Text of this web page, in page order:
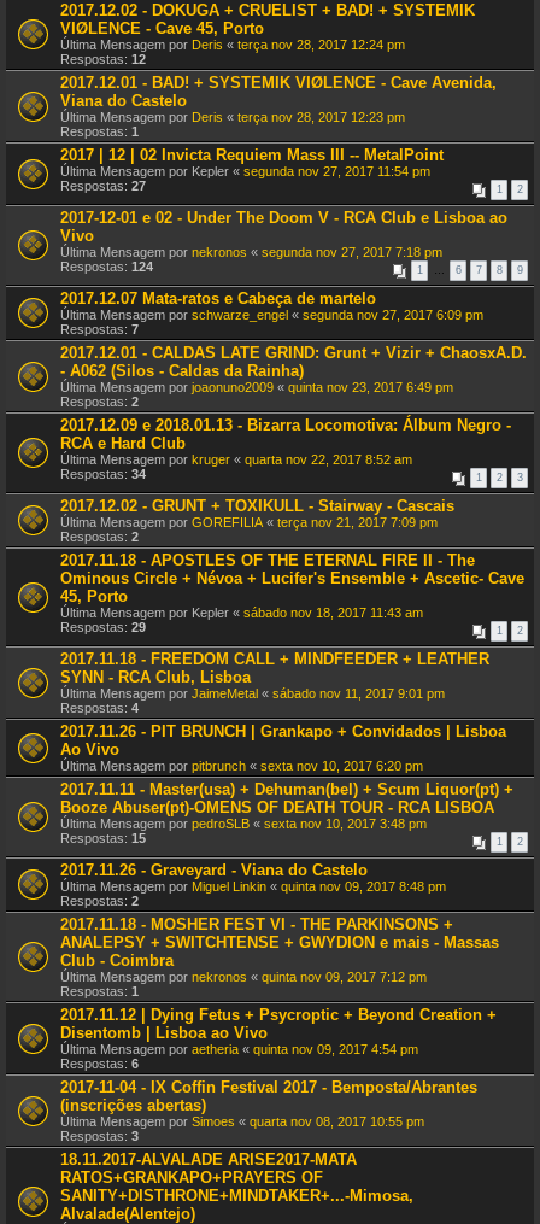
2017.12.02 - DOKUGA + CRUELIST + BAD! + SYSTEMIK
VIØLENCE - Cave 45, Porto
Última Mensagem por Deris « terça nov 28, 2017 12:24 pm
Respostas: 12
2017.12.01 - BAD! + SYSTEMIK VIØLENCE - Cave Avenida,
Viana do Castelo
Última Mensagem por Deris « terça nov 28, 2017 12:23 pm
Respostas: 1
2017 | 12 | 02 Invicta Requiem Mass III -- MetalPoint
Última Mensagem por Kepler « segunda nov 27, 2017 11:54 pm
Respostas: 27 1 2
2017-12-01 e 02 - Under The Doom V - RCA Club e Lisboa ao
Vivo
Última Mensagem por nekronos « segunda nov 27, 2017 7:18 pm
Respostas: 124 1 … 6 7 8 9
2017.12.07 Mata-ratos e Cabeça de martelo
Última Mensagem por schwarze_engel « segunda nov 27, 2017 6:09 pm
Respostas: 7
2017.12.01 - CALDAS LATE GRIND: Grunt + Vizir + ChaosxA.D.
- A062 (Silos - Caldas da Rainha)
Última Mensagem por joaonuno2009 « quinta nov 23, 2017 6:49 pm
Respostas: 2
2017.12.09 e 2018.01.13 - Bizarra Locomotiva: Álbum Negro -
RCA e Hard Club
Última Mensagem por kruger « quarta nov 22, 2017 8:52 am
Respostas: 34 1 2 3
2017.12.02 - GRUNT + TOXIKULL - Stairway - Cascais
Última Mensagem por GOREFILIA « terça nov 21, 2017 7:09 pm
Respostas: 2
2017.11.18 - APOSTLES OF THE ETERNAL FIRE II - The
Ominous Circle + Névoa + Lucifer's Ensemble + Ascetic- Cave
45, Porto
Última Mensagem por Kepler « sábado nov 18, 2017 11:43 am
Respostas: 29 1 2
2017.11.18 - FREEDOM CALL + MINDFEEDER + LEATHER
SYNN - RCA Club, Lisboa
Última Mensagem por JaimeMetal « sábado nov 11, 2017 9:01 pm
Respostas: 4
2017.11.26 - PIT BRUNCH | Grankapo + Convidados | Lisboa
Ao Vivo
Última Mensagem por pitbrunch « sexta nov 10, 2017 6:20 pm
2017.11.11 - Master(usa) + Dehuman(bel) + Scum Liquor(pt) +
Booze Abuser(pt)-OMENS OF DEATH TOUR - RCA LISBOA
Última Mensagem por pedroSLB « sexta nov 10, 2017 3:48 pm
Respostas: 15 1 2
2017.11.26 - Graveyard - Viana do Castelo
Última Mensagem por Miguel Linkin « quinta nov 09, 2017 8:48 pm
Respostas: 2
2017.11.18 - MOSHER FEST VI - THE PARKINSONS +
ANALEPSY + SWITCHTENSE + GWYDION e mais - Massas
Club - Coimbra
Última Mensagem por nekronos « quinta nov 09, 2017 7:12 pm
Respostas: 1
2017.11.12 | Dying Fetus + Psycroptic + Beyond Creation +
Disentomb | Lisboa ao Vivo
Última Mensagem por aetheria « quinta nov 09, 2017 4:54 pm
Respostas: 6
2017-11-04 - IX Coffin Festival 2017 - Bemposta/Abrantes
(inscrições abertas)
Última Mensagem por Simoes « quarta nov 08, 2017 10:55 pm
Respostas: 3
18.11.2017-ALVALADE ARISE2017-MATA
RATOS+GRANKAPO+PRAYERS OF
SANITY+DISTHRONE+MINDTAKER+...-Mimosa,
Alvalade(Alentejo)